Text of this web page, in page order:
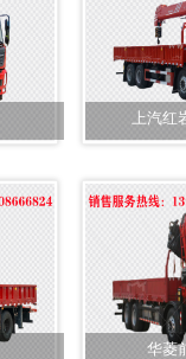
上汽红
华菱